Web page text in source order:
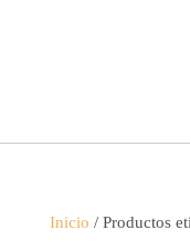
Inicio / Productos